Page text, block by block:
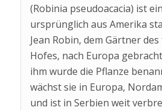
(Robinia pseudoacacia) ist
ursprünglich aus Amerika
Jean Robin, dem Gärtner
Hofes, nach Europa
ihm wurde die Pflanze
wächst sie in Europa,
und ist in Serbien weit